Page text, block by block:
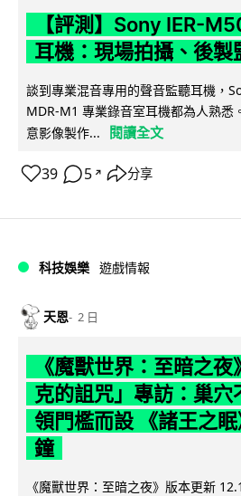
【評測】Sony IER-
耳機：現場拍攝、後製
談到專業混音專用的聲音監聽耳機，
MDR-M1 專業錄音室耳機都為人熟悉
意影像製作...
閱讀全文
39 5 ↗ 分享
科技娛樂 遊戲情報
天恩 2 日
《魔獸世界：至暗之
克的詛咒」專訪：巢穴
領門檻而設 《諸王之
鐘
《魔獸世界：至暗之夜》版本更新